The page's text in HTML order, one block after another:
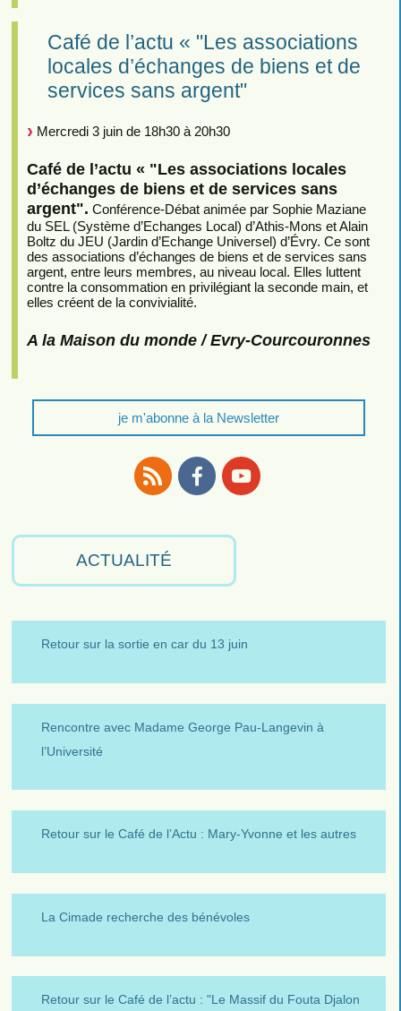
Café de l’actu « "Les associations
locales d’échanges de biens et de
services sans argent"
Mercredi 3 juin de 18h30 à 20h30
Café de l’actu « "Les associations locales
d’échanges de biens et de services sans
argent". Conférence-Débat animée par Sophie Maziane
du SEL (Système d’Echanges Local) d’Athis-Mons et Alain
Boltz du JEU (Jardin d’Echange Universel) d’Évry. Ce sont
des associations d’échanges de biens et de services sans
argent, entre leurs membres, au niveau local. Elles luttent
contre la consommation en privilégiant la seconde main, et
elles créent de la convivialité.
A la Maison du monde / Evry-Courcouronnes
je m'abonne à la Newsletter
ACTUALITÉ
Retour sur la sortie en car du 13 juin
Rencontre avec Madame George Pau-Langevin à
l’Université
Retour sur le Café de l’Actu : Mary-Yvonne et les autres
La Cimade recherche des bénévoles
Retour sur le Café de l’actu : "Le Massif du Fouta Djalon